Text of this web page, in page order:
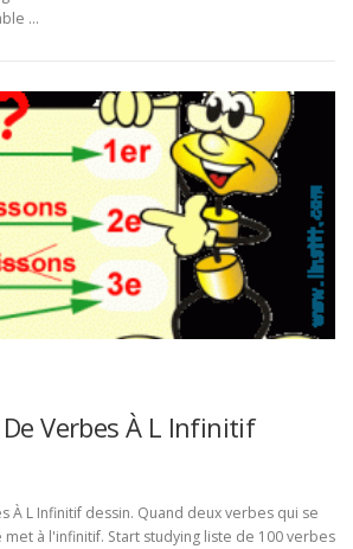
…
Verbes À L Infinitif
À L Infinitif dessin. Quand deux verbes qui se
à l'infinitif. Start studying liste de 100 verbes